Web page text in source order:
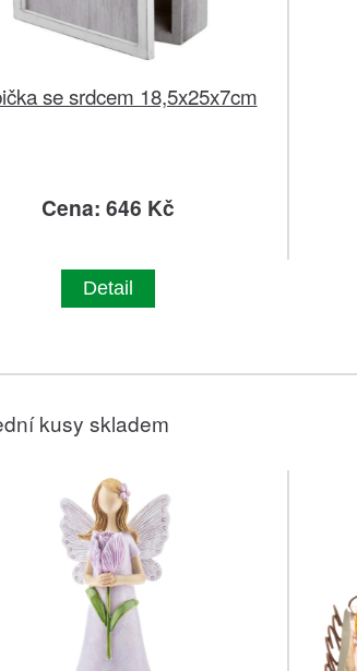
se srdcem 18,5x25x7cm
Cena: 646 Kč
Detail
kusy skladem